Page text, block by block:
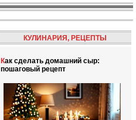
КУЛИНАРИЯ, РЕЦЕПТЫ
Как сделать домашний сыр:
пошаговый рецепт